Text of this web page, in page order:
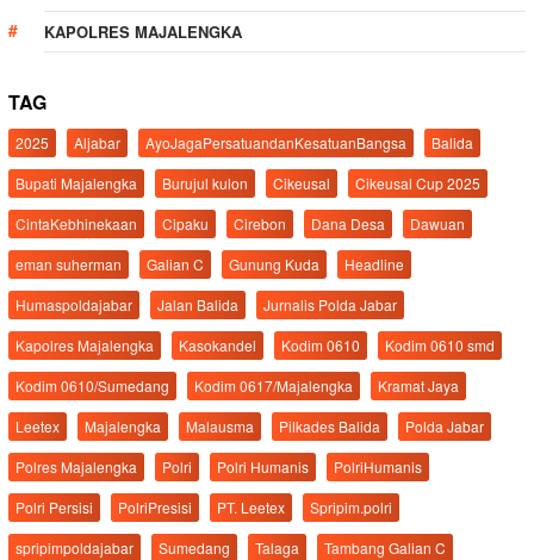
KAPOLRES MAJALENGKA
TAG
2025 Aljabar AyoJagaPersatuandanKesatuanBangsa
Balida
Bupati Majalengka
Burujul kulon Cikeusal
Cikeusal Cup 2025
CintaKebhinekaan
Cipaku Cirebon Dana Desa
Dawuan
eman suherman
Galian C Gunung Kuda
Headline
Humaspoldajabar
Jalan Balida
Jurnalis Polda Jabar
Kapolres Majalengka
Kasokandel Kodim 0610
Kodim 0610 smd
Kodim 0610/Sumedang
Kodim 0617/Majalengka
Kramat Jaya
Leetex
Majalengka Malausma Pilkades Balida
Polda Jabar
Polres Majalengka
Polri Polri Humanis
PolriHumanis
Polri Persisi
PolriPresisi PT. Leetex
Spripim.polri
spripimpoldajabar
Sumedang Talaga
Tambang Galian C